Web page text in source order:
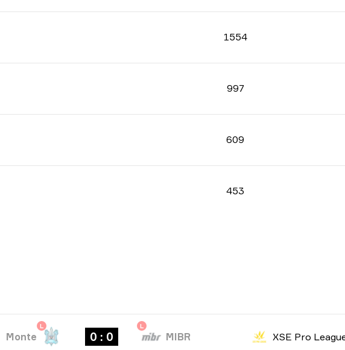
1554
997
609
453
L
Monte 0 : 0
L
MIBR XSE Pro